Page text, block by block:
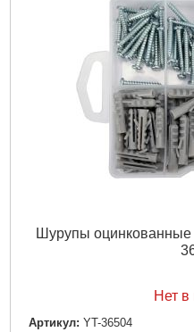
Шурупы оцинкованные
Нет в
Артикул: YT-36504